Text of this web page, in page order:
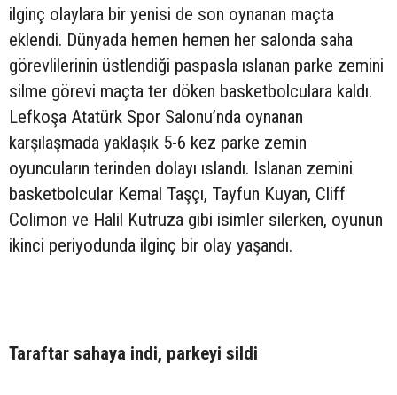
ilginç olaylara bir yenisi de son oynanan maçta
eklendi. Dünyada hemen hemen her salonda saha
görevlilerinin üstlendiği paspasla ıslanan parke zemini
silme görevi maçta ter döken basketbolculara kaldı.
Lefkoşa Atatürk Spor Salonu’nda oynanan
karşılaşmada yaklaşık 5-6 kez parke zemin
oyuncuların terinden dolayı ıslandı. Islanan zemini
basketbolcular Kemal Taşçı, Tayfun Kuyan, Cliff
Colimon ve Halil Kutruza gibi isimler silerken, oyunun
ikinci periyodunda ilginç bir olay yaşandı.
Taraftar sahaya indi, parkeyi sildi